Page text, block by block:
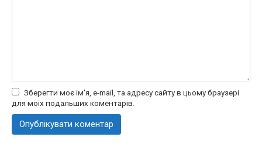
Зберегти моє ім'я, e-mail, та адресу сайту в цьому браузері
для моїх подальших коментарів.